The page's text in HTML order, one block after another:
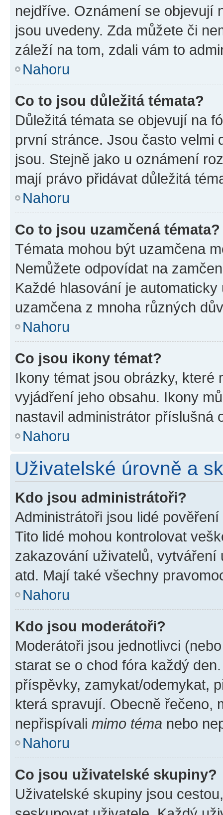
nejdříve. Oznámení se objevují
jsou uvedeny. Zda můžete či
záleží na tom, zdali vám to
Nahoru
Co to jsou důležitá témata?
Důležitá témata se objevují na
první stránce. Jsou často velmi
jsou. Stejně jako u oznámení
mají právo přidávat důležitá
Nahoru
Co to jsou uzamčená témata?
Témata mohou být uzamčena
Nemůžete odpovídat na
Každé hlasování je
uzamčena z mnoha různých
Nahoru
Co jsou ikony témat?
Ikony témat jsou obrázky,
vyjádření jeho obsahu. Ikony
nastavil administrátor příslušná
Nahoru
Uživatelské úrovně a
Kdo jsou administrátoři?
Administrátoři jsou lidé
Tito lidé mohou kontrolovat
zakazování uživatelů,
atd. Mají také všechny
Nahoru
Kdo jsou moderátoři?
Moderátoři jsou jednotlivci
starat se o chod fóra každý
příspěvky, zamykat/odemykat,
která spravují. Obecně řečeno,
nepřispívali mimo téma nebo
Nahoru
Co jsou uživatelské skupiny?
Uživatelské skupiny jsou